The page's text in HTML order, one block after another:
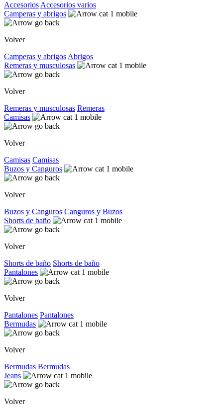
Accesorios Accesorios varios
Camperas y abrigos
Volver
Camperas y abrigos Abrigos
Remeras y musculosas
Volver
Remeras y musculosas Remeras
Camisas
Volver
Camisas Camisas
Buzos y Canguros
Volver
Buzos y Canguros Canguros y Buzos
Shorts de baño
Volver
Shorts de baño Shorts de baño
Pantalones
Volver
Pantalones Pantalones
Bermudas
Volver
Bermudas Bermudas
Jeans
Volver